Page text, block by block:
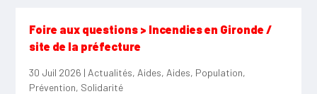
Foire aux questions > Incendies en Gironde /
site de la préfecture
30 Juil 2026 | Actualités, Aides, Aides, Population,
Prévention, Solidarité